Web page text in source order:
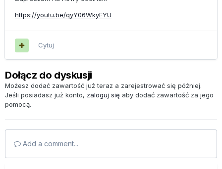
https://youtu.be/qyY06WkyEYU
Cytuj
Dołącz do dyskusji
Możesz dodać zawartość już teraz a zarejestrować się później.
Jeśli posiadasz już konto, zaloguj się aby dodać zawartość za jego
pomocą.
Add a comment...